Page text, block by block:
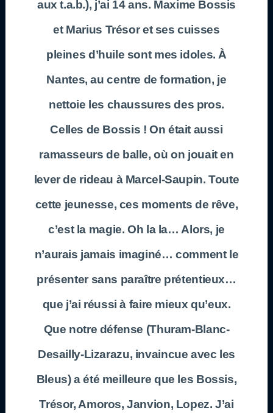
aux t.a.b.), j’ai 14 ans. Maxime Bossis
et Marius Trésor et ses cuisses
pleines d’huile sont mes idoles. À
Nantes, au centre de formation, je
nettoie les chaussures des pros.
Celles de Bossis ! On était aussi
ramasseurs de balle, où on jouait en
lever de rideau à Marcel-Saupin. Toute
cette jeunesse, ces moments de rêve,
c’est la magie. Oh la la… Alors, je
n’aurais jamais imaginé… comment le
présenter sans paraître prétentieux…
que j’ai réussi à faire mieux qu’eux.
Que notre défense (Thuram-Blanc-
Desailly-Lizarazu, invaincue avec les
Bleus) a été meilleure que les Bossis,
Trésor, Amoros, Janvion, Lopez. J’ai